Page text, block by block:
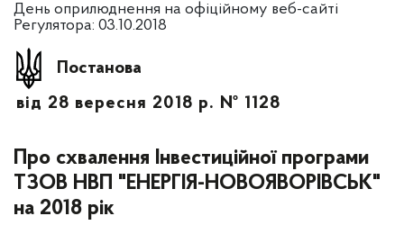
День оприлюднення на офіційному веб-сайті
Регулятора: 03.10.2018
Постанова
від 28 вересня 2018 р. № 1128
Про схвалення Інвестиційної програми
ТЗОВ НВП "ЕНЕРГІЯ-НОВОЯВОРІВСЬК"
на 2018 рік